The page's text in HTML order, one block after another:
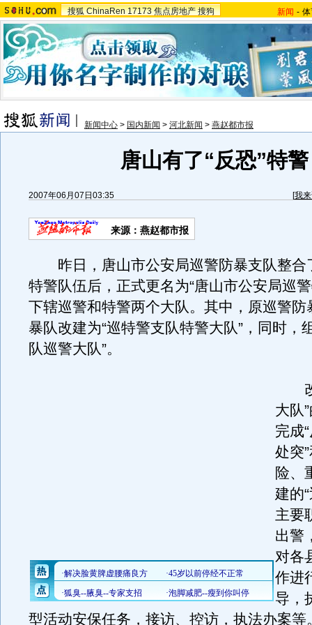
搜狐 ChinaRen 17173 焦点房地产 搜狗 新闻 -
新闻中心 > 国内新闻 > 河北新闻 > 燕赵都市报
唐山有了“反恐”特警
2007年06月07日03:35 [我
来源：燕赵都市报
昨日，唐山市公安局巡警防暴支队整合
特警队伍后，正式更名为“唐山市公安局巡
下辖巡警和特警两个大队。其中，原巡警防
暴队改建为“巡特警支队特警大队”，同时，
队巡警大队”。
改
大队
完成
处突
险、
建的
主要
出警
对各
作进
导，
型活动安保任务，接访、控访，执法办案等